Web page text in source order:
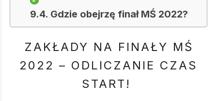
Gdzie obejrzę finał MŚ 2022?
ZAKŁADY NA FINAŁY MŚ
2022 – ODLICZANIE CZAS
START!